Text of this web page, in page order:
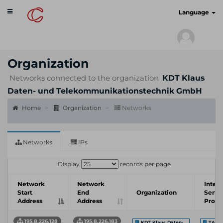
Toggle
navigation
Language
Organization
Networks connected to the organization KDT Klaus
Daten- und Telekommunikationstechnik GmbH
Home Organization Networks
Networks IPs
Display records per page
Network
Start
Address
Network
End
Address
Organization
195.8.226.128 195.8.226.183